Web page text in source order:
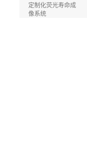
定制化荧光寿命成
像系统